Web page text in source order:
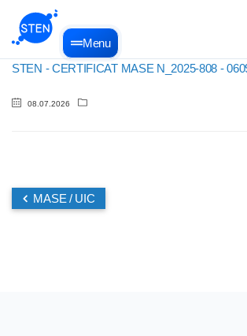
Menu
STEN - CERTIFICAT MASE N_2025-808 -
08.07.2026
MASE / UIC